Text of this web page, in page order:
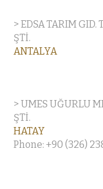
> EDSA TARIM GID.
ŞTİ.
ANTALYA
> UMES UĞURLU
ŞTİ.
HATAY
Phone: +90 (326)